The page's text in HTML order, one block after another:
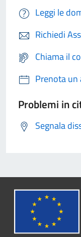
Leggi le
Richiedi
Chiama il
Prenota
Problemi in
Segnala